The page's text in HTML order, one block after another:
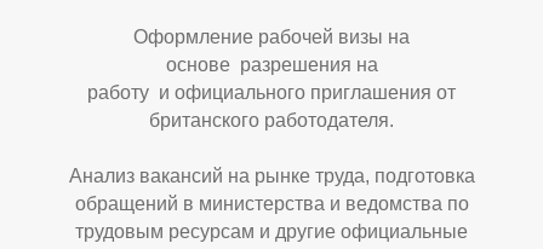
Оформление рабочей визы на
основе разрешения на
работу и официального приглашения от
британского работодателя.
Анализ вакансий на рынке труда, подготовка
обращений в министерства и ведомства по
трудовым ресурсам и другие официальные